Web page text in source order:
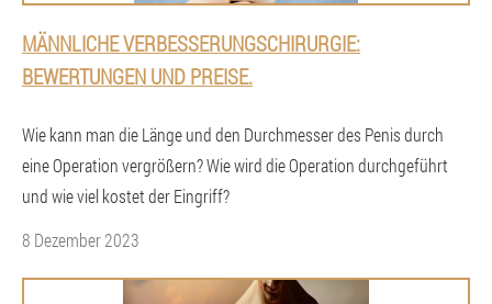
MÄNNLICHE VERBESSERUNGSCHIRURGIE:
BEWERTUNGEN UND PREISE.
Wie kann man die Länge und den Durchmesser des Penis durch
eine Operation vergrößern? Wie wird die Operation durchgeführt
und wie viel kostet der Eingriff?
8 Dezember 2023